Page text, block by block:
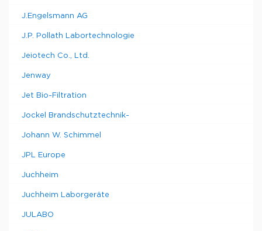
J.Engelsmann AG
J.P. Pollath Labortechnologie
Jeiotech Co., Ltd.
Jenway
Jet Bio-Filtration
Jockel Brandschutztechnik-
Johann W. Schimmel
JPL Europe
Juchheim
Juchheim Laborgeräte
JULABO